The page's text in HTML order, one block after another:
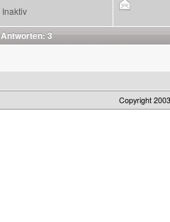
Inaktiv
Antworten: 3
Copyright